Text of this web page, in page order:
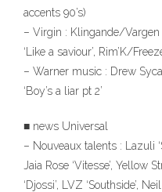
accents 90’s)
– Virgin : Klingande/Vargen
‘Like a saviour’, Rim’K/
– Warner music : Drew
‘Boy’s a liar pt 2’
■ news Universal
– Nouveaux talents : Lazuli
Jaia Rose ‘Vitesse’, Yellow
‘Djossi’, LVZ ‘Southside’,